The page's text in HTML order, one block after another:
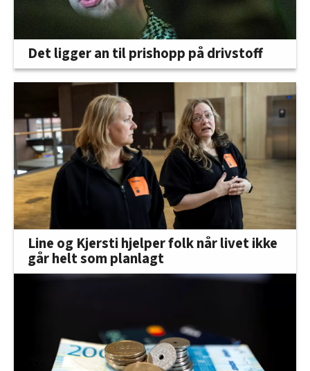
Det ligger an til prishopp på drivstoff
Line og Kjersti hjelper folk når livet ikke
går helt som planlagt